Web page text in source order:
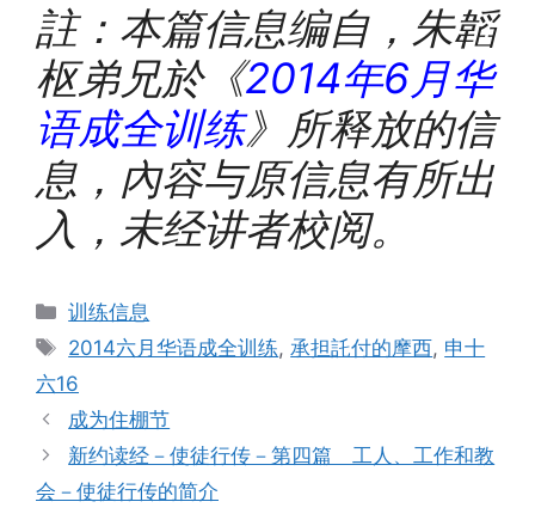
註：本篇信息编自，朱韜
枢弟兄於《2014年6月华
语成全训练》所释放的信
息，內容与原信息有所出
入，未经讲者校阅。
Categories
训练信息
Tags
2014六月华语成全训练, 承担託付的摩西, 申十
六16
成为住棚节
新约读经－使徒行传－第四篇 工人、工作和教
会－使徒行传的简介